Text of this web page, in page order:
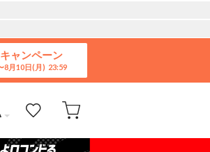
キャンペーン
8月10日(月)